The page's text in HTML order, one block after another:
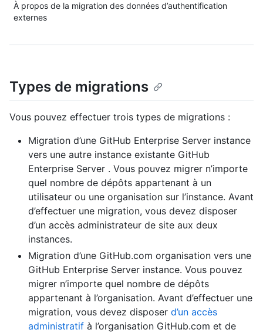
À propos de la migration des données d’authentification
externes
Types de migrations
Vous pouvez effectuer trois types de migrations :
Migration d’une GitHub Enterprise Server instance
vers une autre instance existante GitHub
Enterprise Server . Vous pouvez migrer n’importe
quel nombre de dépôts appartenant à un
utilisateur ou une organisation sur l’instance. Avant
d’effectuer une migration, vous devez disposer
d’un accès administrateur de site aux deux
instances.
Migration d’une GitHub.com organisation vers une
GitHub Enterprise Server instance. Vous pouvez
migrer n’importe quel nombre de dépôts
appartenant à l’organisation. Avant d’effectuer une
migration, vous devez disposer d’un accès
administratif à l’organisation GitHub.com et de